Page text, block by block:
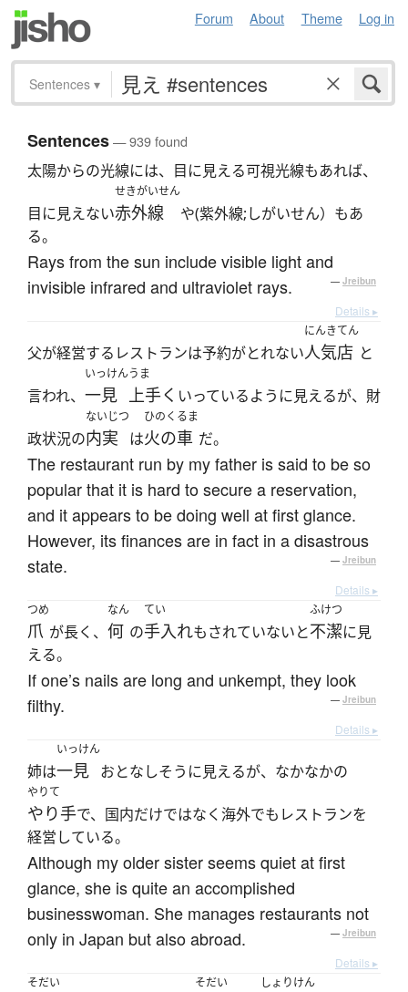
Forum About Theme Log in
Sentences ▾
Sentences— 939 found
太陽からの光線には、目に見える可視光線もあれば、
目に見えない
せきがいせん
赤外線
や(紫外線;しがいせん）もあ
る。
Rays from the sun include visible light and
invisible infrared and ultraviolet rays.
— Jreibun
Details ▸
父が経営するレストランは予約がとれない
にんきてん
人気店 と
言われ、
いっけん
一見
うま
上手く いっているように見えるが、財
政状況の
ないじつ
内実 は
ひのくるま
火の車 だ。
The restaurant run by my father is said to be so
popular that it is hard to secure a reservation,
and it appears to be doing well at first glance.
However, its finances are in fact in a disastrous
state.
— Jreibun
Details ▸
つめ
爪 が長く、
なん
何 の
てい
手入れもされていないと
ふけつ
不潔に見
える。
If one’s nails are long and unkempt, they look
filthy.
— Jreibun
Details ▸
姉は
いっけん
一見 おとなしそうに見えるが、なかなかの
やりて
やり手で、国内だけではなく海外でもレストランを
経営している。
Although my older sister seems quiet at first
glance, she is quite an accomplished
businesswoman. She manages restaurants not
only in Japan but also abroad.
— Jreibun
Details ▸
そだい
そだい しょりけん